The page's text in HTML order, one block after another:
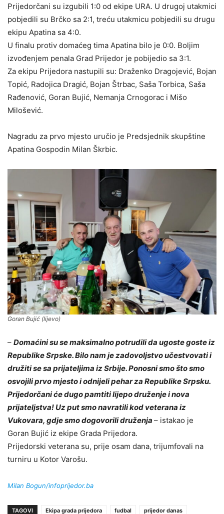
Prijedorčani su izgubili 1:0 od ekipe URA. U drugoj utakmici
pobjedili su Brčko sa 2:1, treću utakmicu pobjedili su drugu
ekipu Apatina sa 4:0.
U finalu protiv domaćeg tima Apatina bilo je 0:0. Boljim
izvođenjem penala Grad Prijedor je pobijedio sa 3:1.
Za ekipu Prijedora nastupili su: Draženko Dragojević, Bojan
Topić, Radojica Dragić, Bojan Štrbac, Saša Torbica, Saša
Rađenović, Goran Bujić, Nemanja Crnogorac i Mišo
Milošević.
Nagradu za prvo mjesto uručio je Predsjednik skupštine
Apatina Gospodin Milan Škrbic.
Goran Bujić (lijevo)
– Domaćini su se maksimalno potrudili da ugoste goste iz
Republike Srpske. Bilo nam je zadovoljstvo učestvovati i
družiti se sa prijateljima iz Srbije. Ponosni smo što smo
osvojili prvo mjesto i odnijeli pehar za Republike Srpsku.
Prijedorčani će dugo pamtiti lijepo druženje i nova
prijateljstva! Uz put smo navratili kod veterana iz
Vukovara, gdje smo dogovorili druženja – istakao je
Goran Bujić iz ekipe Grada Prijedora.
Prijedorski veterana su, prije osam dana, trijumfovali na
turniru u Kotor Varošu.
Milan Bogun/infoprijedor.ba
TAGOVI Ekipa grada prijedora fudbal prijedor danas